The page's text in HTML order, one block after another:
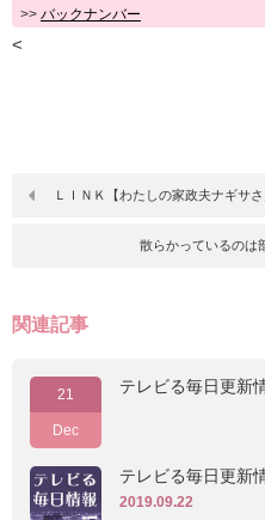
>> バックナンバー
<
ＬＩＮＫ【わたしの家政夫ナギサさ
散らかっているのは
関連記事
21
Dec
テレビる毎日更新
テレビる毎日更新
2019.09.22